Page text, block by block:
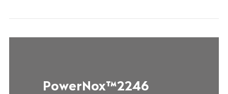
PowerNox™2246